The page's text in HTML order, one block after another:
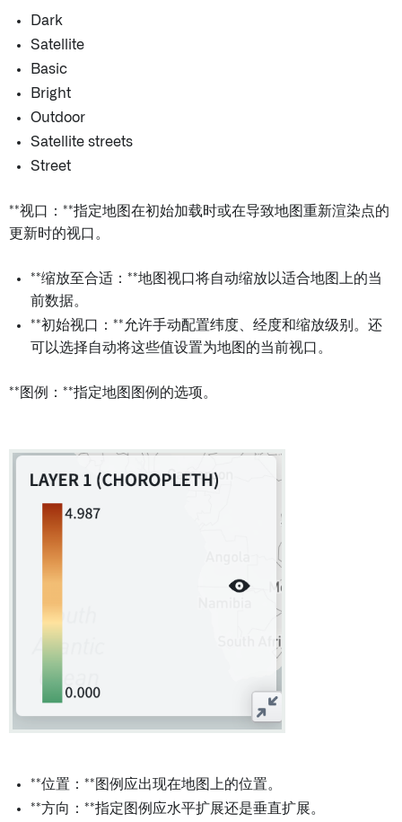
Dark
Satellite
Basic
Bright
Outdoor
Satellite streets
Street
**视口：**指定地图在初始加载时或在导致地图重新渲染点的
更新时的视口。
**缩放至合适：**地图视口将自动缩放以适合地图上的当
前数据。
**初始视口：**允许手动配置纬度、经度和缩放级别。还
可以选择自动将这些值设置为地图的当前视口。
**图例：**指定地图图例的选项。
**位置：**图例应出现在地图上的位置。
**方向：**指定图例应水平扩展还是垂直扩展。